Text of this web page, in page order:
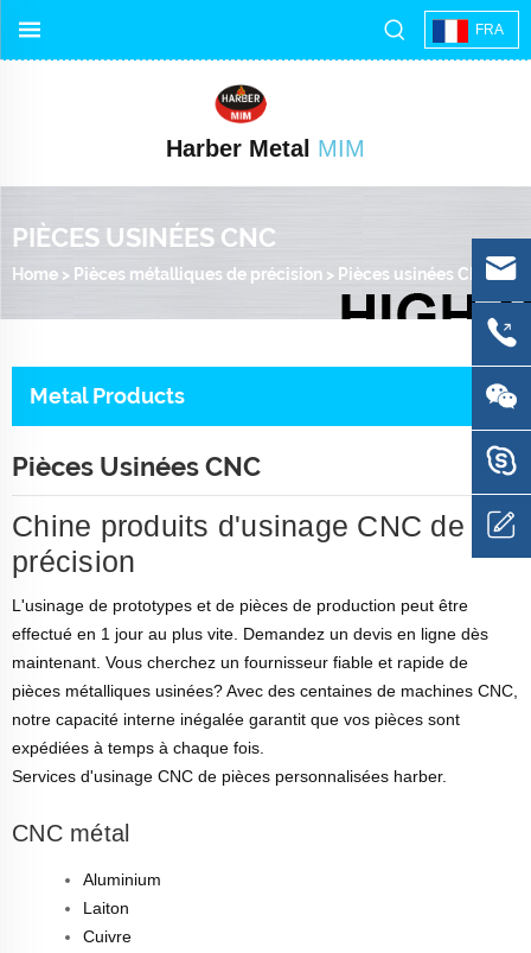
FRA
Harber Metal MIM
PIÈCES USINÉES CNC
Home > Pièces métalliques de précision > Pièces usinées CNC
Metal Products
Pièces Usinées CNC
Chine produits d'usinage CNC de
précision
L'usinage de prototypes et de pièces de production peut être
effectué en 1 jour au plus vite. Demandez un devis en ligne dès
maintenant. Vous cherchez un fournisseur fiable et rapide de
pièces métalliques usinées? Avec des centaines de machines CNC,
notre capacité interne inégalée garantit que vos pièces sont
expédiées à temps à chaque fois.
Services d'usinage CNC de pièces personnalisées harber.
CNC métal
Aluminium
Laiton
Cuivre